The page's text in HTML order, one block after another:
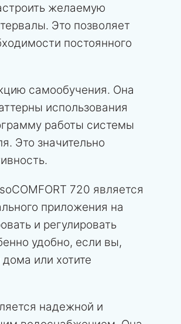
желаемую
Это позволяет
постоянного
самообучения. Она
использования
работы системы
Это значительно
720 является
приложения на
и регулировать
удобно, если вы,
или хотите
надежной и